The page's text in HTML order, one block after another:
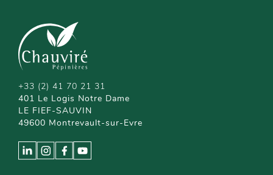
+33 (2) 41 70 21 31
401 Le Logis Notre Dame
LE FIEF-SAUVIN
49600 Montrevault-sur-Evre